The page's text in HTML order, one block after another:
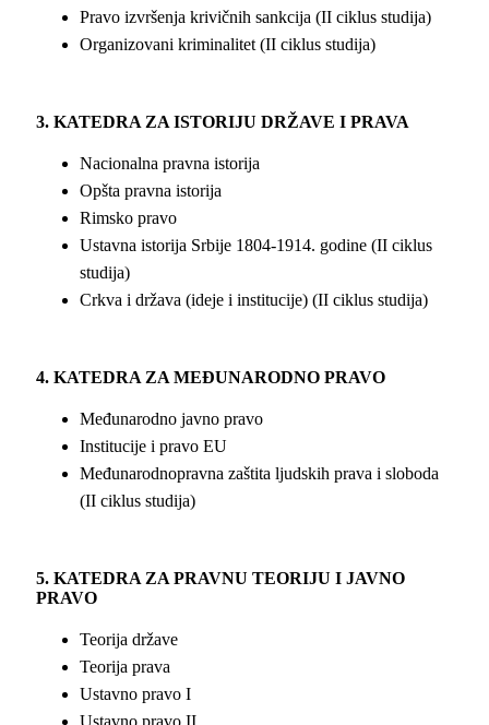
Pravo izvršenja krivičnih sankcija (II ciklus studija)
Organizovani kriminalitet (II ciklus studija)
3. KATEDRA ZA ISTORIJU DRŽAVE I PRAVA
Nacionalna pravna istorija
Opšta pravna istorija
Rimsko pravo
Ustavna istorija Srbije 1804-1914. godine (II ciklus
studija)
Crkva i država (ideje i institucije) (II ciklus studija)
4. KATEDRA ZA MEĐUNARODNO PRAVO
Međunarodno javno pravo
Institucije i pravo EU
Međunarodnopravna zaštita ljudskih prava i sloboda
(II ciklus studija)
5. KATEDRA ZA PRAVNU TEORIJU I JAVNO
PRAVO
Teorija države
Teorija prava
Ustavno pravo I
Ustavno pravo II